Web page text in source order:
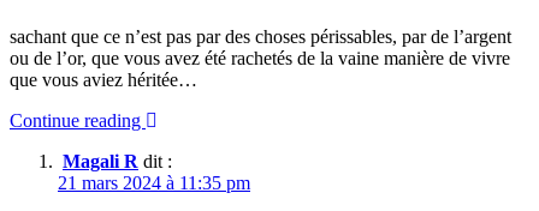
sachant que ce n’est pas par des choses périssables, par de l’argent
ou de l’or, que vous avez été rachetés de la vaine manière de vivre
que vous aviez héritée…
Continue reading
Magali R dit :
21 mars 2024 à 11:35 pm